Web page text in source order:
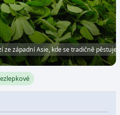
ze západní Asie, kde se tradičně pěstuje.